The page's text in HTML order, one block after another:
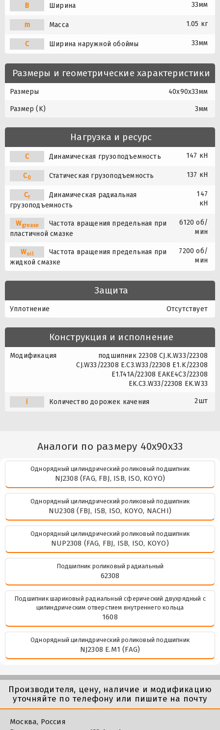
B Ширина 33мм
m Масса 1.05 кг
C Ширина наружной обоймы 33мм
Размеры и геометрические характеристики
Размеры 40x90x33мм
Размер (K) 3мм
Нагрузка и ресурс
C Динамическая грузоподъемность 147 кН
C0 Статическая грузоподъемность 137 кН
Cr
Динамическая радиальная
грузоподъемность
147
кН
Wgrease
Частота вращения предельная при
пластичной смазке
6120 об/
мин
Woil
Частота вращения предельная при
жидкой смазке
7200 об/
мин
Защита
Уплотнение Отсутствует
Конструкция и исполнение
Модификация
подшипник 22308 CJ.K.W33/22308
CJ.W33/22308 E.C3.W33/22308 E1.K/22308
E1.T41A/22308 EAKE4C3/22308
EK.C3.W33/22308 EK.W33
i Количество дорожек качения 2шт
Аналоги по размеру 40x90x33
Однорядный цилиндрический роликовый подшипник
NJ2308 (FAG, FBJ, ISB, ISO, KOYO)
Однорядный цилиндрический роликовый подшипник
NU2308 (FBJ, ISB, ISO, KOYO, NACHI)
Однорядный цилиндрический роликовый подшипник
NUP2308 (FAG, FBJ, ISB, ISO, KOYO)
Подшипник роликовый радиальный
62308
Подшипник шариковый радиальный сферический двухрядный с
цилиндрическим отверстием внутреннего кольца
1608
Однорядный цилиндрический роликовый подшипник
NJ2308 E.M1 (FAG)
Производителя, цену, наличие и модификацию
уточняйте по телефону или пишите на почту
Москва, Россия